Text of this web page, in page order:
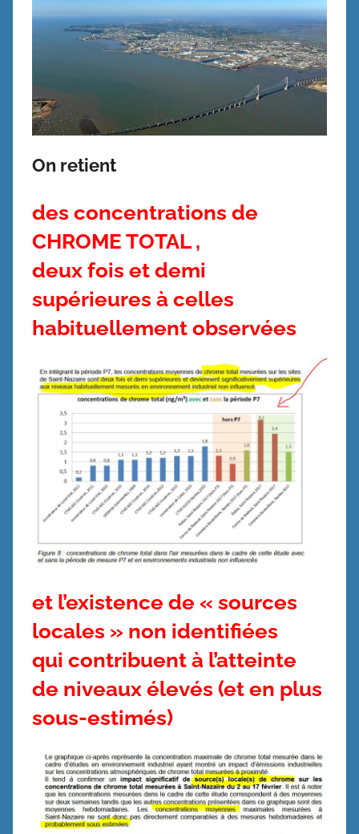
On retient
des concentrations de
CHROME TOTAL ,
deux fois et demi
supérieures à celles
habituellement observées
et l’existence de « sources
locales » non identifiées
qui contribuent à l’atteinte
de niveaux élevés (et en plus
sous-estimés)